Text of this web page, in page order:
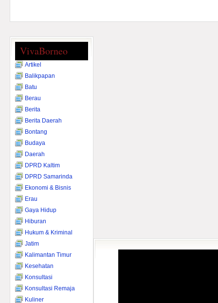
VivaBorneo
Artikel
Balikpapan
Batu
Berau
Berita
Berita Daerah
Bontang
Budaya
Daerah
DPRD Kaltim
DPRD Samarinda
Ekonomi & Bisnis
Erau
Gaya Hidup
Hiburan
Hukum & Kriminal
Jatim
Kalimantan Timur
Kesehatan
Konsultasi
Konsultasi Remaja
Kuliner